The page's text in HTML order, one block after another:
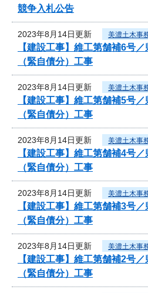
競争入札公告
2023年8月14日更新 美濃土木事
【建設工事】維工第舗補6号
（緊自債分）工事
2023年8月14日更新 美濃土木事
【建設工事】維工第舗補5号
（緊自債分）工事
2023年8月14日更新 美濃土木事
【建設工事】維工第舗補4号
（緊自債分）工事
2023年8月14日更新 美濃土木事
【建設工事】維工第舗補3号
（緊自債分）工事
2023年8月14日更新 美濃土木事
【建設工事】維工第舗補2号
（緊自債分）工事